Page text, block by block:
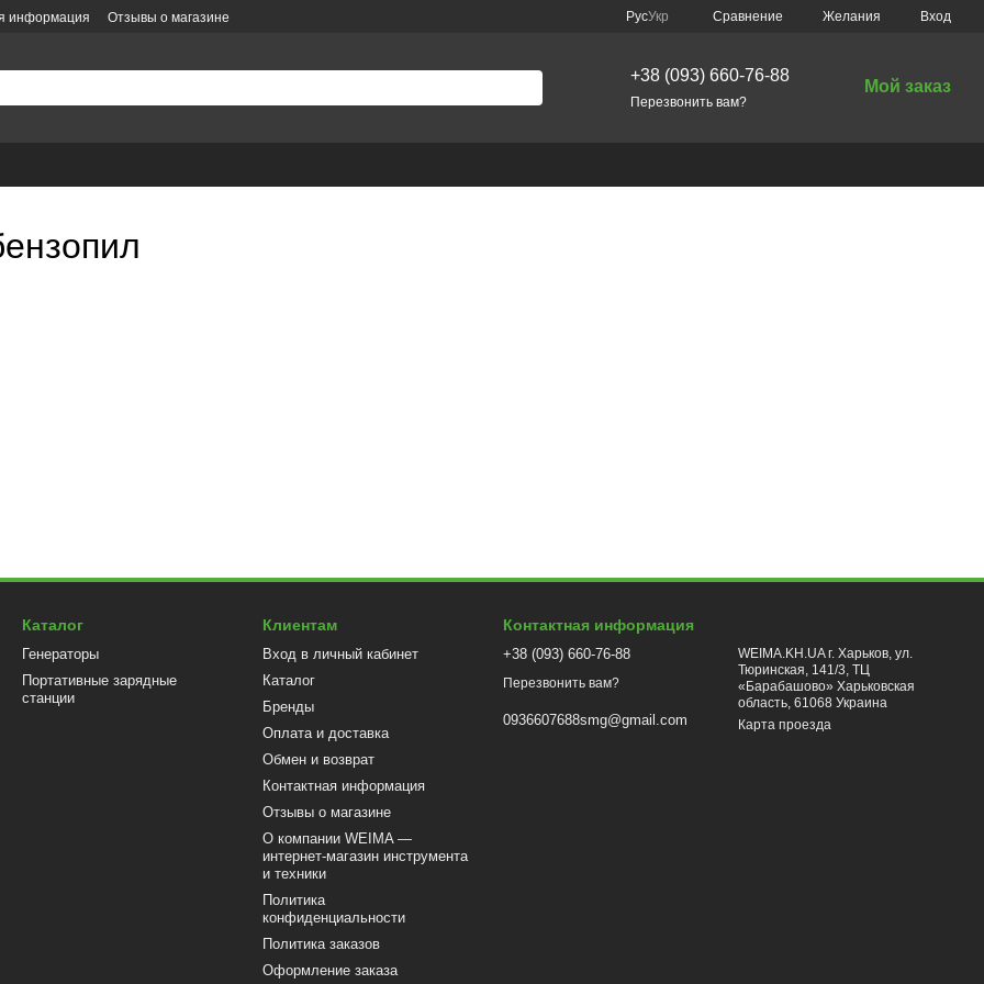
информация
Отзывы о магазине
РусУкр Сравнение Желания Вход
+38 (093) 660-76-88
Перезвонить вам?
Мой заказ
Каталог
Генераторы
Портативные зарядные
станции
Клиентам
Вход в личный кабинет
Каталог
Бренды
Оплата и доставка
Обмен и возврат
Контактная информация
Отзывы о магазине
О компании WEIMA —
интернет-магазин инструмента
и техники
Политика
конфиденциальности
Политика заказов
Оформление заказа
Контактная информация
+38 (093) 660-76-88
Перезвонить вам?
0936607688smg@gmail.com
WEIMA.KH.UA г. Харьков, ул.
Тюринская, 141/3, ТЦ
«Барабашово» Харьковская
область, 61068 Украина
Карта проезда